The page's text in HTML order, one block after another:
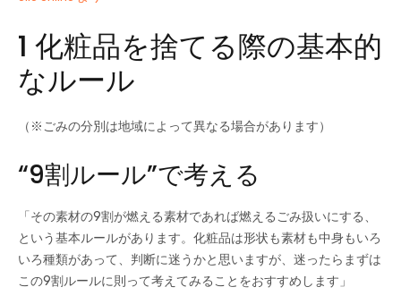
1 化粧品を捨てる際の基本的
なルール
（※ごみの分別は地域によって異なる場合があります）
“9割ルール”で考える
「その素材の9割が燃える素材であれば燃えるごみ扱いにする、
という基本ルールがあります。化粧品は形状も素材も中身もいろ
いろ種類があって、判断に迷うかと思いますが、迷ったらまずは
この9割ルールに則って考えてみることをおすすめします」